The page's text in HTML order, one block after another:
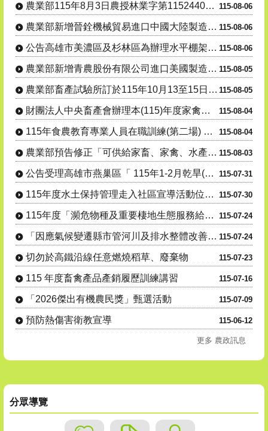
115-08-06
農業部115年8月3日農授林業字第1152440559號公告....
115-08-06
農業部新增晉銓機械貿易進口中國大陸製造雷沃谷神 牌5125 ....
115-08-06
公告高雄市美濃區及杉林區為辦理水平棚架網室塑膠布(網)115....
115-08-05
農業部新增青農股份有限公司進口美國製造強鹿牌 7R250型曳....
115-08-05
農業部畜產試驗所訂於115年10月13至15日辦理「羊 隻管....
115-08-04
財團法人中央畜產會辦理本(115)年度家禽場「修繕及更 新附....
115-08-04
115年食農教育專業人員在職訓練(第二場) 「從產地到生活：....
115-08-03
農業部預告修正「可供給家畜、家禽、水產動物之飼 料」、「飼料....
115-07-31
公告受理高雄市燕巢區「 115年1-2月乾旱(遲發性)」 蜂....
115-07-30
115年度水土保持管理走入社區宣導活動位址及場次異動
115-07-24
115年度「瀕危物種及重要棲地生態服務給付推 動方案」友善農....
115-07-24
「因應氣候變遷縣市管河川及排水整體改善計畫-養豬場永續發展及....
115-07-23
切勿於高鐵沿線任意燃燒稻草、廢棄物
115-07-16
115 年度畜禽產品產銷履歷訓練講習
115-07-09
「2026傑出有機農民獎」甄選活動
115-06-12
預防熱傷害衛教宣導
更多 農政訊息
分眾導覽